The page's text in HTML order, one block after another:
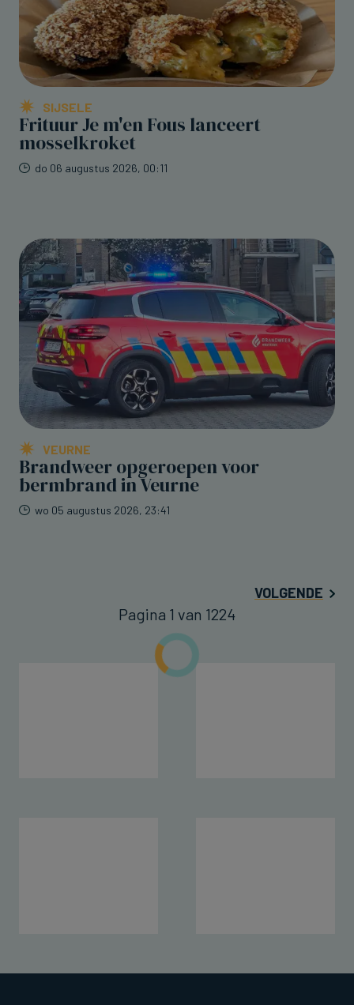
SIJSELE
Frituur Je m'en Fous lanceert
mosselkroket
do 06 augustus 2026, 00:11
VEURNE
Brandweer opgeroepen voor
bermbrand in Veurne
wo 05 augustus 2026, 23:41
VOLGENDE
Pagina 1 van 1224